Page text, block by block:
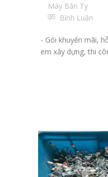
Máy Bắn Ty
Bình Luận
- Gói khuyến mãi,
em xây dựng, thi